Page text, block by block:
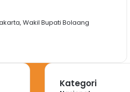
Wakil Bupati Bolaang
Kategori